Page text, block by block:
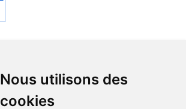
Nous utilisons des
cookies
Moyens de paiement